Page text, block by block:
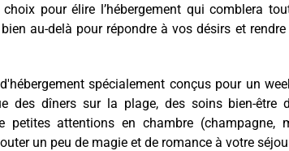
pour élire l’hébergement qui comblera
au-delà pour répondre à vos désirs et
spécialement conçus pour un
des dîners sur la plage, des soins bien-être
petites attentions en chambre (champagne,
un peu de magie et de romance à votre